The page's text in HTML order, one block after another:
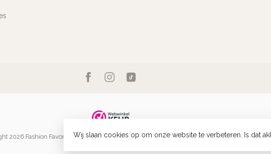
2026 Fashion Favorite - Powered byLightspeed -Lightspeed design byDyvelopment
Wij slaan cookies op om onze website te verbeteren. Is dat